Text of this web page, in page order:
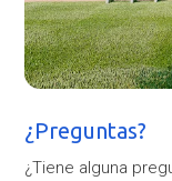
¿Preguntas?
¿Tiene alguna